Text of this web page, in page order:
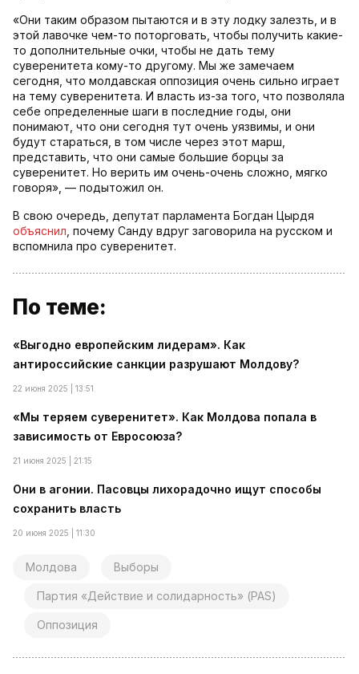
«Они таким образом пытаются и в эту лодку залезть, и в
этой лавочке чем-то поторговать, чтобы получить какие-
то дополнительные очки, чтобы не дать тему
суверенитета кому-то другому. Мы же замечаем
сегодня, что молдавская оппозиция очень сильно играет
на тему суверенитета. И власть из-за того, что позволяла
себе определенные шаги в последние годы, они
понимают, что они сегодня тут очень уязвимы, и они
будут стараться, в том числе через этот марш,
представить, что они самые большие борцы за
суверенитет. Но верить им очень-очень сложно, мягко
говоря», — подытожил он.
В свою очередь, депутат парламента Богдан Цырдя
объяснил , почему Санду вдруг заговорила на русском и
вспомнила про суверенитет.
По теме:
«Выгодно европейским лидерам». Как
антироссийские санкции разрушают Молдову?
22 июня 2025 | 13:51
«Мы теряем суверенитет». Как Молдова попала в
зависимость от Евросоюза?
21 июня 2025 | 21:15
Они в агонии. Пасовцы лихорадочно ищут способы
сохранить власть
20 июня 2025 | 11:30
Молдова Выборы
Партия «Действие и солидарность» (PAS)
Оппозиция